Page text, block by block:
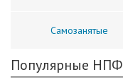
Самозанятые
Популярные НПФ